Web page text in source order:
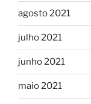
agosto 2021
julho 2021
junho 2021
maio 2021